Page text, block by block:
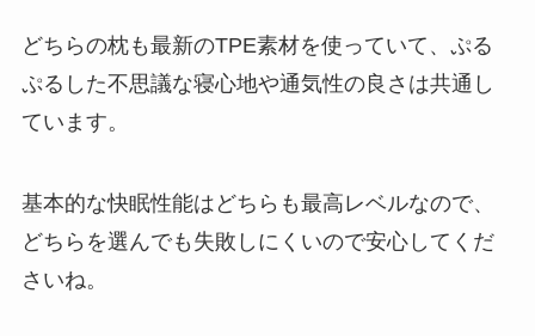
どちらの枕も最新のTPE素材を使っていて、ぷる
ぷるした不思議な寝心地や通気性の良さは共通し
ています。
基本的な快眠性能はどちらも最高レベルなので、
どちらを選んでも失敗しにくいので安心してくだ
さいね。